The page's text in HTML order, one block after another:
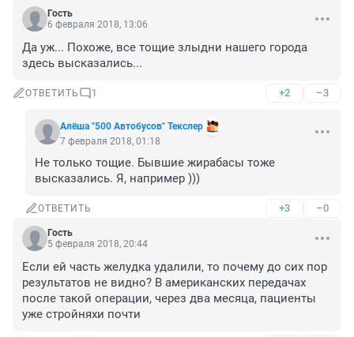
Гость
6 февраля 2018, 13:06
Да уж... Похоже, все тощие злыдни нашего города
здесь высказались...
ОТВЕТИТЬ 1 +2 –3
Алёша "500 Автобусов" Текслер
7 февраля 2018, 01:18
Не только тощие. Бывшие жирабасы тоже
высказались. Я, например )))
ОТВЕТИТЬ +3 –0
Гость
5 февраля 2018, 20:44
Если ей часть желудка удалили, то почему до сих пор
результатов не видно? В американских передачах
после такой операции, через два месяца, пациенты
уже стройняхи почти